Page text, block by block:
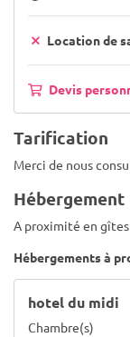
Location de
Devis
Tarification
Merci de nous
Hébergement
A proximité en
Hébergements à
hotel du midi
Chambre(s)